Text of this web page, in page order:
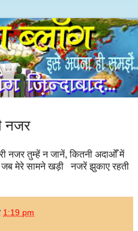
नजर
नजर तुम्हें न जानें, कितनी अदाओँ में
मेरे सामने खड़ी नजरें झुकाए रहती
1:19 pm